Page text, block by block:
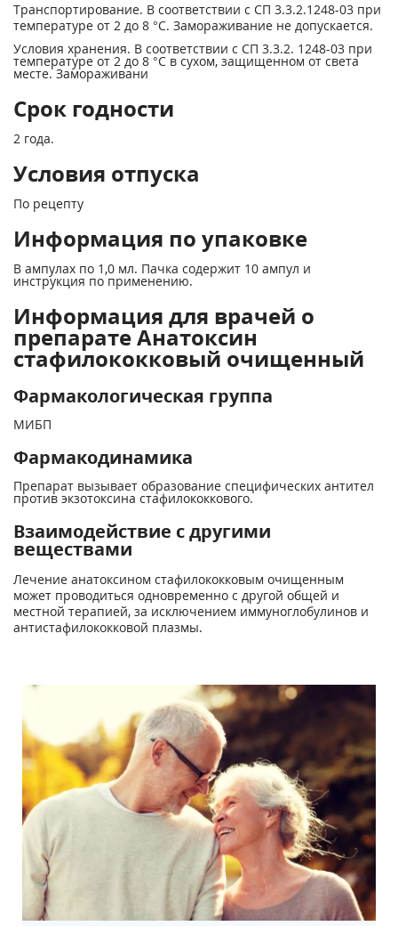
Транспортирование. В соответствии с СП 3.3.2.1248-03 при
температуре от 2 до 8 °С. Замораживание не допускается.
Условия хранения. В соответствии с СП 3.3.2. 1248-03 при
температуре от 2 до 8 °С в сухом, защищенном от света
месте. Замораживани
Срок годности
2 года.
Условия отпуска
По рецепту
Информация по упаковке
В ампулах по 1,0 мл. Пачка содержит 10 ампул и
инструкция по применению.
Информация для врачей о
препарате Анатоксин
стафилококковый очищенный
Фармакологическая группа
МИБП
Фармакодинамика
Препарат вызывает образование специфических антител
против экзотоксина стафилококкового.
Взаимодействие с другими
веществами
Лечение анатоксином стафилококковым очищенным
может проводиться одновременно с другой общей и
местной терапией, за исключением иммуноглобулинов и
антистафилококковой плазмы.